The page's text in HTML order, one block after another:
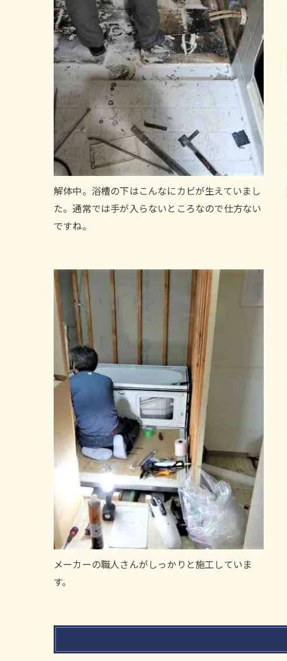
解体中。浴槽の下はこんなにカビが生えていまし
た。通常では手が入らないところなので仕方ない
ですね。
メーカーの職人さんがしっかりと施工していま
す。